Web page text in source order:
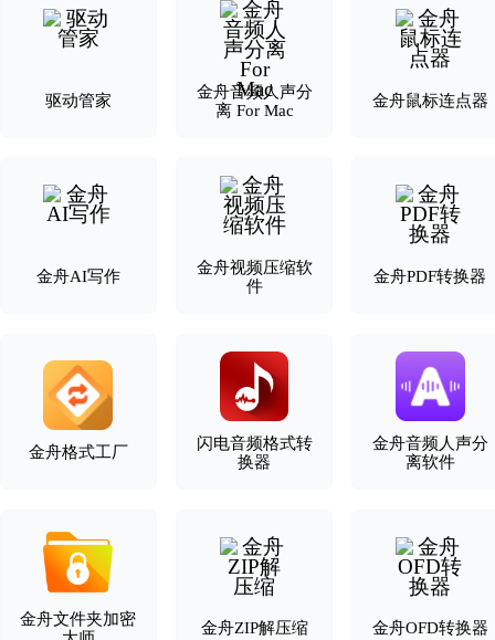
驱动管家
金舟音频人声分
离 For Mac
金舟鼠标连点器
金舟AI写作
金舟视频压缩软
件
金舟PDF转换器
金舟格式工厂
闪电音频格式转
换器
金舟音频人声分
离软件
金舟文件夹加密
金舟ZIP解压缩 金舟OFD转换器